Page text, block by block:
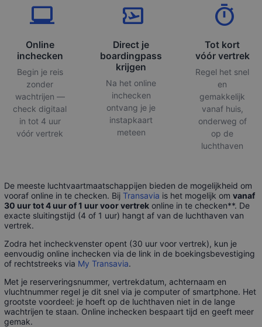
laptop_windows
Online
inchecken
Begin je reis
zonder
wachtrijen —
check digitaal
in tot 4 uur
vóór vertrek
airplane_ticket
Direct je
boardingpass
krijgen
Na het online
inchecken
ontvang je je
instapkaart
meteen
timer
Tot kort
vóór vertrek
Regel het snel
en
gemakkelijk
vanaf huis,
onderweg of
op de
luchthaven
De meeste luchtvaartmaatschappijen bieden de mogelijkheid om
vooraf online in te checken. Bij Transavia is het mogelijk om vanaf
30 uur tot 4 uur of 1 uur voor vertrek online in te checken**. De
exacte sluitingstijd (4 of 1 uur) hangt af van de luchthaven van
vertrek.
Zodra het incheckvenster opent (30 uur voor vertrek), kun je
eenvoudig online inchecken via de link in de boekingsbevestiging
of rechtstreeks via My Transavia.
Met je reserveringsnummer, vertrekdatum, achternaam en
vluchtnummer regel je dit snel via je computer of smartphone. Het
grootste voordeel: je hoeft op de luchthaven niet in de lange
wachtrijen te staan. Online inchecken bespaart tijd en geeft meer
gemak.